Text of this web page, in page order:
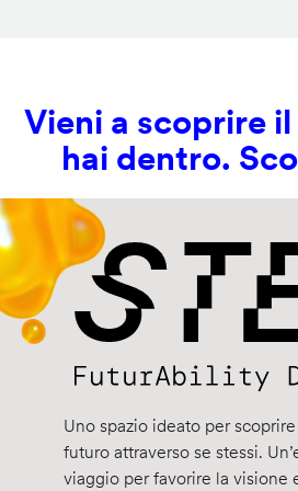
Vieni a scoprire
hai dentro.
Uno spazio ideato per
futuro attraverso se stessi.
viaggio per favorire la visione